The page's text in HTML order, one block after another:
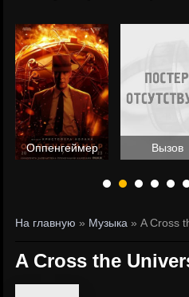
Оппенгеймер Вызов
На главную » Музыка » A Cross
A Cross the